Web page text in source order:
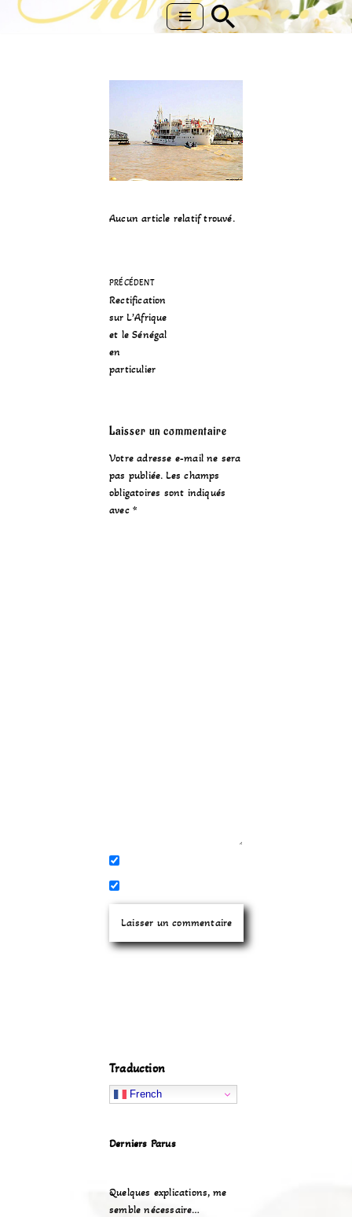
Aucun article relatif trouvé.
PRÉCÉDENT
Rectification
sur L’Afrique
et le Sénégal
en
particulier
Laisser un commentaire
Votre adresse e-mail ne sera
pas publiée. Les champs
obligatoires sont indiqués
avec *
Traduction
French
Derniers Parus
Quelques explications, me
semble nécessaire…